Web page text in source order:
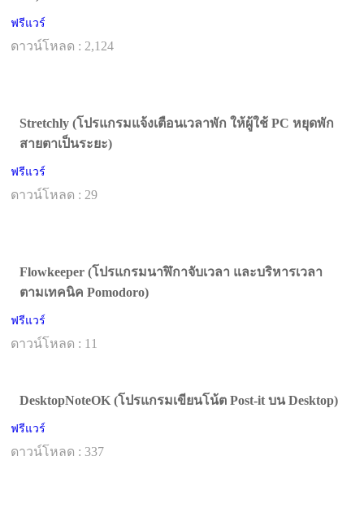
ฟรีแวร์
ดาวน์โหลด : 2,124
Stretchly (โปรแกรมแจ้งเตือนเวลาพัก ให้ผู้ใช้ PC หยุดพัก
สายตาเป็นระยะ)
ฟรีแวร์
ดาวน์โหลด : 29
Flowkeeper (โปรแกรมนาฬิกาจับเวลา และบริหารเวลา
ตามเทคนิค Pomodoro)
ฟรีแวร์
ดาวน์โหลด : 11
DesktopNoteOK (โปรแกรมเขียนโน้ต Post-it บน Desktop)
ฟรีแวร์
ดาวน์โหลด : 337